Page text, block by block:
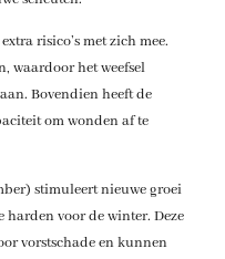
risico’s met zich mee.
waardoor het weefsel
Bovendien heeft de
om wonden af te
stimuleert nieuwe groei
voor de winter. Deze
vorstschade en kunnen